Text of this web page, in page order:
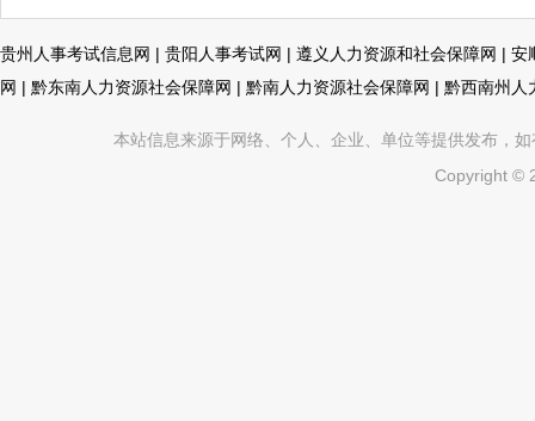
贵州人事考试信息网 | 贵阳人事考试网 | 遵义人力资源和社会保障网 | 安
网 | 黔东南人力资源社会保障网 | 黔南人力资源社会保障网 | 黔西南州人
本站信息来源于网络、个人、企业、单位等提供发布，
Copyright ©